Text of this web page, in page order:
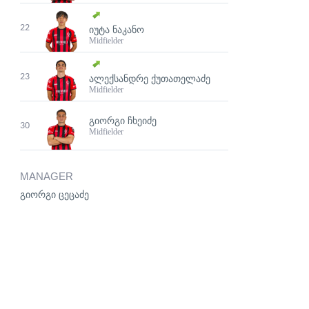
22 ᲘᲣᲢᲐ ᲜᲐᲙᲐᲜᲝ
Midfielder
23 ᲐᲚᲔᲥᲡᲐᲜᲓᲠᲔ ᲥᲣᲗᲐᲗᲔᲚᲐᲫᲔ
Midfielder
30 ᲒᲘᲝᲠᲒᲘ ᲩᲮᲔᲘᲫᲔ
Midfielder
MANAGER
გიორგი ცეცაძე